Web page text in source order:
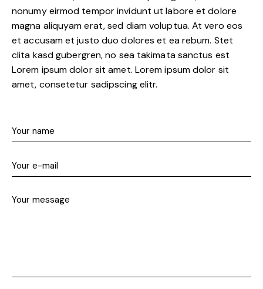
nonumy eirmod tempor invidunt ut labore et dolore
magna aliquyam erat, sed diam voluptua. At vero eos
et accusam et justo duo dolores et ea rebum. Stet
clita kasd gubergren, no sea takimata sanctus est
Lorem ipsum dolor sit amet. Lorem ipsum dolor sit
amet, consetetur sadipscing elitr.